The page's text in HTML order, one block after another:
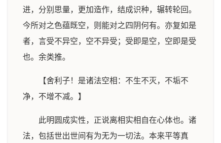
进，分别思量，更加造作，结成识种，辗转轮回。
今所对之色蕴既空，则能对之四阴何有。亦复如是
者，言受不异空，空不异受；受即是空，空即是受
也。余类推。
【舍利子！是诸法空相：不生不灭，不垢不
净，不增不减。】
此明圆成实性，正说离相实相自在心体也。诸
法，包括世出世间有为无为一切法。本来平等真